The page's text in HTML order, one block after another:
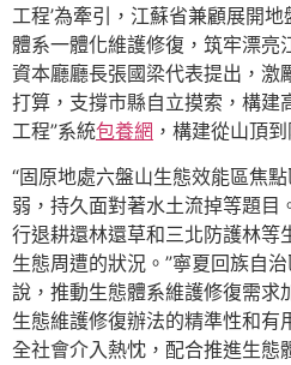
工程’為牽引，江蘇省兼顧展開
體系一體化維護修復，筑牢漂亮
資本廳廳長張國梁代表提出，激
打算，支撐市縣自立摸索，構建
工程”系統包養網 ，構建從山頂
“固原地處六盤山生態效能區焦
弱，持久面對著水土流掉等題目
行退耕還林還草和三北防護林等
生態周遭的狀況。”寧夏回族自
說，推動生態體系維護修復需求
生態維護修復辦法的精準性和有
全社會介入熱忱，配合推進生態